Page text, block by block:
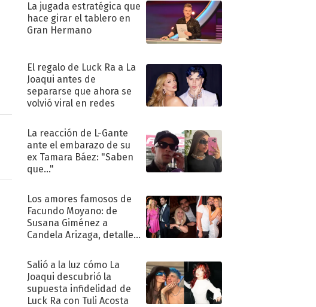
La jugada estratégica que
hace girar el tablero en
Gran Hermano
El regalo de Luck Ra a La
Joaqui antes de
separarse que ahora se
volvió viral en redes
La reacción de L-Gante
ante el embarazo de su
ex Tamara Báez: "Saben
que..."
Los amores famosos de
Facundo Moyano: de
Susana Giménez a
Candela Arizaga, detalles
sentimental
Salió a la luz cómo La
Joaqui descubrió la
supuesta infidelidad de
Luck Ra con Tuli Acosta